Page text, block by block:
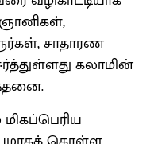
சாதாரண
கலாமின்